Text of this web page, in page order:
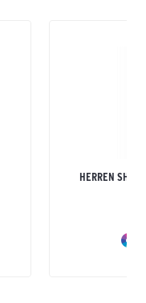
HERREN